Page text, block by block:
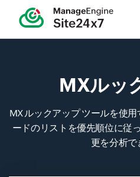
MXルッ
MX ルックアップ ツールを使
ードのリストを優先順位に従
更を分析で